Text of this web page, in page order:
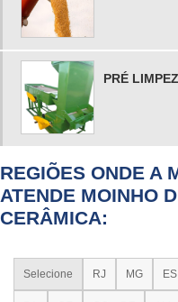
PRÉ
REGIÕES ONDE A
ATENDE MOINHO
CERÂMICA:
Selecione RJ MG ES